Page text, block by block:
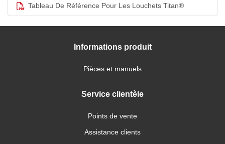
Tableau De Référence Pour Les Louchets Titan®
Informations produit
Pièces et manuels
Service clientèle
Points de vente
Assistance clients